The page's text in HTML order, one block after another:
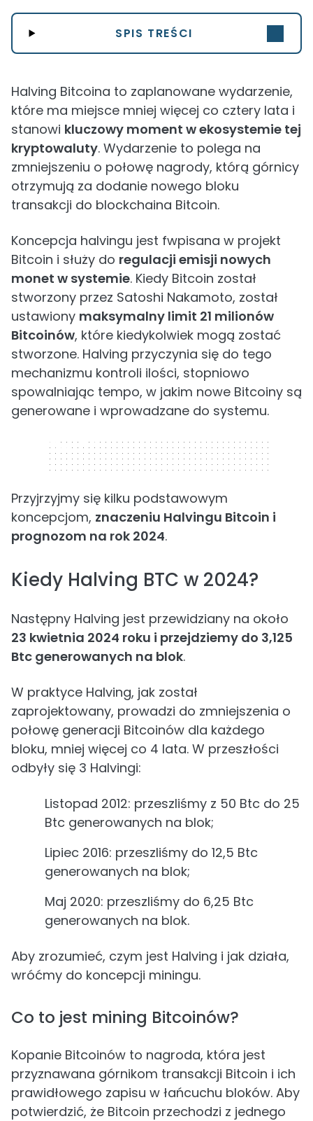
SPIS TREŚCI
Halving Bitcoina to zaplanowane wydarzenie,
które ma miejsce mniej więcej co cztery lata i
stanowi kluczowy moment w ekosystemie tej
kryptowaluty. Wydarzenie to polega na
zmniejszeniu o połowę nagrody, którą górnicy
otrzymują za dodanie nowego bloku
transakcji do blockchaina Bitcoin.
Koncepcja halvingu jest fwpisana w projekt
Bitcoin i służy do regulacji emisji nowych
monet w systemie. Kiedy Bitcoin został
stworzony przez Satoshi Nakamoto, został
ustawiony maksymalny limit 21 milionów
Bitcoinów, które kiedykolwiek mogą zostać
stworzone. Halving przyczynia się do tego
mechanizmu kontroli ilości, stopniowo
spowalniając tempo, w jakim nowe Bitcoiny są
generowane i wprowadzane do systemu.
320 x 50
Przyjrzyjmy się kilku podstawowym
koncepcjom, znaczeniu Halvingu Bitcoin i
prognozom na rok 2024.
Kiedy Halving BTC w 2024?
Następny Halving jest przewidziany na około
23 kwietnia 2024 roku i przejdziemy do 3,125
Btc generowanych na blok.
W praktyce Halving, jak został
zaprojektowany, prowadzi do zmniejszenia o
połowę generacji Bitcoinów dla każdego
bloku, mniej więcej co 4 lata. W przeszłości
odbyły się 3 Halvingi:
Listopad 2012: przeszliśmy z 50 Btc do 25
Btc generowanych na blok;
Lipiec 2016: przeszliśmy do 12,5 Btc
generowanych na blok;
Maj 2020: przeszliśmy do 6,25 Btc
generowanych na blok.
Aby zrozumieć, czym jest Halving i jak działa,
wróćmy do koncepcji miningu.
Co to jest mining Bitcoinów?
Kopanie Bitcoinów to nagroda, która jest
przyznawana górnikom transakcji Bitcoin i ich
prawidłowego zapisu w łańcuchu bloków. Aby
potwierdzić, że Bitcoin przechodzi z jednego